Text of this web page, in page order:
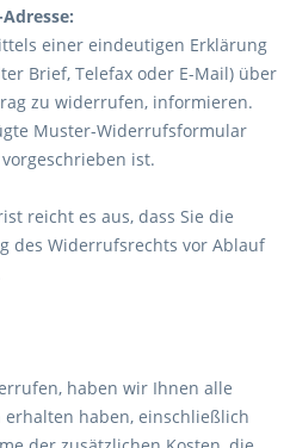
einer eindeutigen Erklärung
Brief, Telefax oder E-Mail) über
zu widerrufen, informieren.
Muster-Widerrufsformular
ist.
reicht es aus, dass Sie die
des Widerrufsrechts vor Ablauf
haben wir Ihnen alle
haben, einschließlich